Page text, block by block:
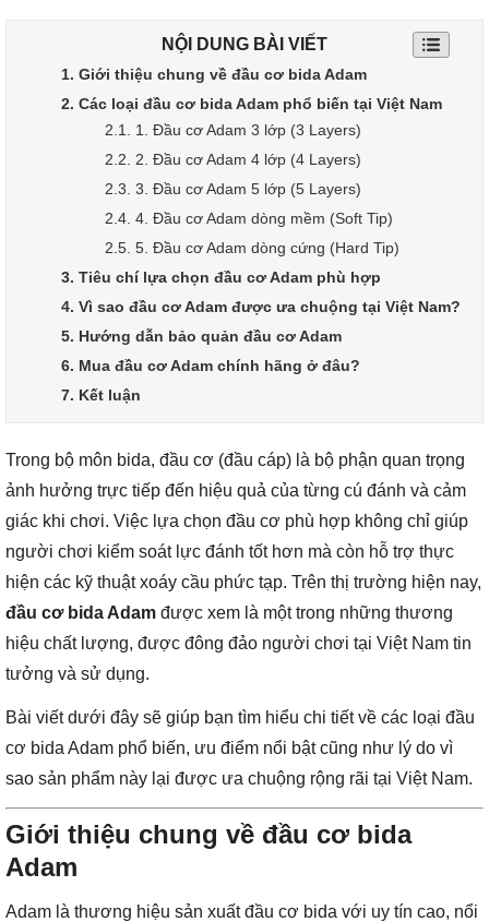
NỘI DUNG BÀI VIẾT
1. Giới thiệu chung về đầu cơ bida Adam
2. Các loại đầu cơ bida Adam phổ biến tại Việt Nam
2.1. 1. Đầu cơ Adam 3 lớp (3 Layers)
2.2. 2. Đầu cơ Adam 4 lớp (4 Layers)
2.3. 3. Đầu cơ Adam 5 lớp (5 Layers)
2.4. 4. Đầu cơ Adam dòng mềm (Soft Tip)
2.5. 5. Đầu cơ Adam dòng cứng (Hard Tip)
3. Tiêu chí lựa chọn đầu cơ Adam phù hợp
4. Vì sao đầu cơ Adam được ưa chuộng tại Việt Nam?
5. Hướng dẫn bảo quản đầu cơ Adam
6. Mua đầu cơ Adam chính hãng ở đâu?
7. Kết luận
Trong bộ môn bida, đầu cơ (đầu cáp) là bộ phận quan trọng
ảnh hưởng trực tiếp đến hiệu quả của từng cú đánh và cảm
giác khi chơi. Việc lựa chọn đầu cơ phù hợp không chỉ giúp
người chơi kiểm soát lực đánh tốt hơn mà còn hỗ trợ thực
hiện các kỹ thuật xoáy cầu phức tạp. Trên thị trường hiện nay,
đầu cơ bida Adam được xem là một trong những thương
hiệu chất lượng, được đông đảo người chơi tại Việt Nam tin
tưởng và sử dụng.
Bài viết dưới đây sẽ giúp bạn tìm hiểu chi tiết về các loại đầu
cơ bida Adam phổ biến, ưu điểm nổi bật cũng như lý do vì
sao sản phẩm này lại được ưa chuộng rộng rãi tại Việt Nam.
Giới thiệu chung về đầu cơ bida
Adam
Adam là thương hiệu sản xuất đầu cơ bida với uy tín cao, nổi